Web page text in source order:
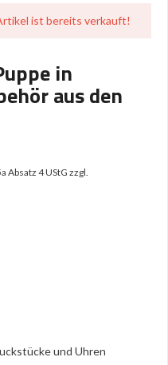
ist bereits verkauft!
in
aus den
Absatz 4 UStG zzgl.
und Uhren